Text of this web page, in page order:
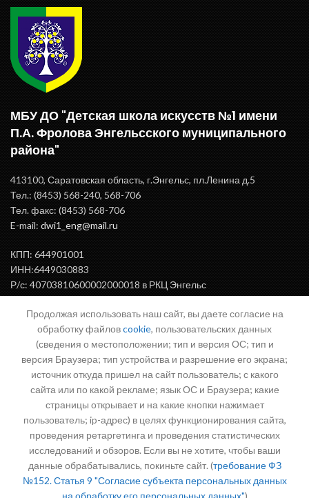
МБУ ДО "Детская школа искусств №1 имени
П.А. Фролова Энгельсского муниципального
района"
413100, Саратовская область, г.Энгельс, пл.Ленина д.5
Тел.: (8453) 568-240, 568-706
Тел. факс: (8453) 568-706
E-mail: dwi1_eng@mail.ru
КПП: 644901001
ИНН:6449030883
Р/с: 40703810600002000018 в РКЦ Энгельс
БИК: 046375000
ВАЖНАЯ ИНФОРМАЦИЯ
Письмо директору
Продолжая использовать наш сайт, вы даете согласие на
обработку файловcookie, пользовательских данных
(сведения о местоположении; тип и версия ОС; тип и
версия Браузера; тип устройства и разрешение его экрана;
источник откуда пришел на сайт пользователь; с какого
сайта или по какой рекламе; язык ОС и Браузера; какие
страницы открывает и на какие кнопки нажимает
пользователь; ip-адрес) в целях функционирования сайта,
проведения ретаргетинга и проведения статистических
исследований и обзоров. Если вы не хотите, чтобы ваши
данные обрабатывались, покиньте сайт. (требование ФЗ
№152. Статья 9 "Согласие субъекта персональных данных
на обработку его персональных данных")